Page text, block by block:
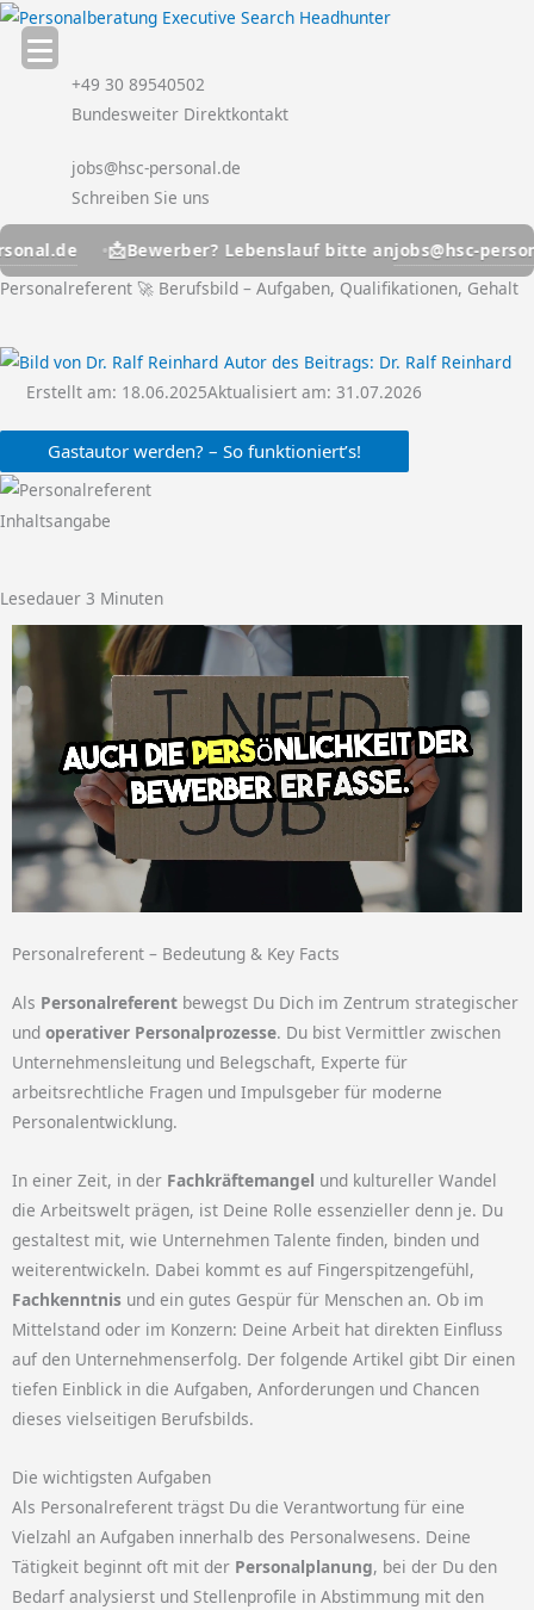
Zum
Inhalt
springen
+49 30 89540502
Bundesweiter Direktkontakt
jobs@hsc-personal.de
Schreiben Sie uns
📩 Bewerber? Lebenslauf bitte anjobs@hsc-
Personalreferent 🚀 Berufsbild – Aufgaben, Qualifikationen, Gehalt
Autor des Beitrags: Dr. Ralf Reinhard
Erstellt am: 18.06.2025Aktualisiert am: 31.07.2026
Gastautor werden? – So funktioniert’s!
Inhaltsangabe
Lesedauer 3 Minuten
Personalreferent – Bedeutung & Key Facts
Als Personalreferent bewegst Du Dich im Zentrum strategischer
und operativer Personalprozesse. Du bist Vermittler zwischen
Unternehmensleitung und Belegschaft, Experte für
arbeitsrechtliche Fragen und Impulsgeber für moderne
Personalentwicklung.
In einer Zeit, in der Fachkräftemangel und kultureller Wandel
die Arbeitswelt prägen, ist Deine Rolle essenzieller denn je. Du
gestaltest mit, wie Unternehmen Talente finden, binden und
weiterentwickeln. Dabei kommt es auf Fingerspitzengefühl,
Fachkenntnis und ein gutes Gespür für Menschen an. Ob im
Mittelstand oder im Konzern: Deine Arbeit hat direkten Einfluss
auf den Unternehmenserfolg. Der folgende Artikel gibt Dir einen
tiefen Einblick in die Aufgaben, Anforderungen und Chancen
dieses vielseitigen Berufsbilds.
Die wichtigsten Aufgaben
Als Personalreferent trägst Du die Verantwortung für eine
Vielzahl an Aufgaben innerhalb des Personalwesens. Deine
Tätigkeit beginnt oft mit der Personalplanung, bei der Du den
Bedarf analysierst und Stellenprofile in Abstimmung mit den